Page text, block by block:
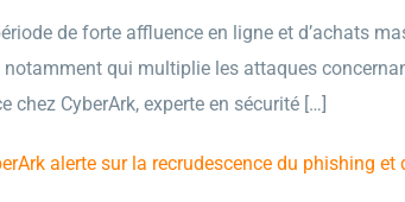
de forte affluence en ligne et d’achats
qui multiplie les attaques
chez CyberArk, experte en sécurité […]
alerte sur la recrudescence du phishing et